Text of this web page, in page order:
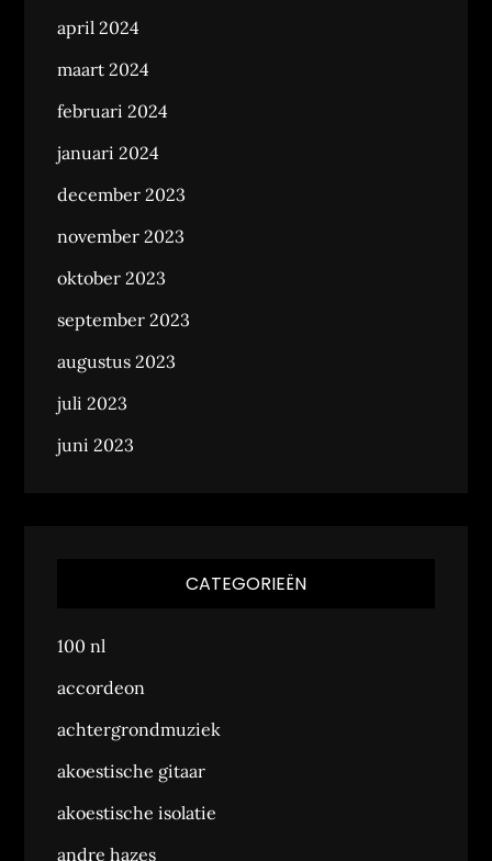
april 2024
maart 2024
februari 2024
januari 2024
december 2023
november 2023
oktober 2023
september 2023
augustus 2023
juli 2023
juni 2023
CATEGORIEËN
100 nl
accordeon
achtergrondmuziek
akoestische gitaar
akoestische isolatie
andre hazes